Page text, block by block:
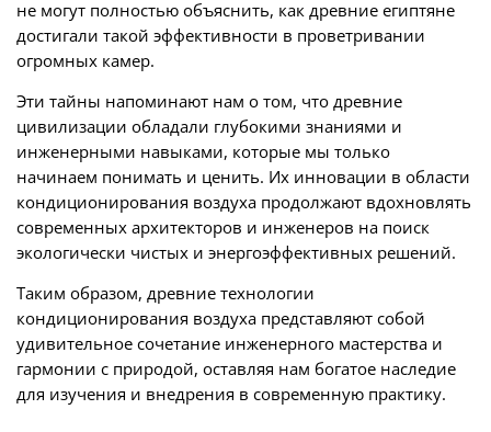
не могут полностью объяснить, как древние египтяне
достигали такой эффективности в проветривании
огромных камер.
Эти тайны напоминают нам о том, что древние
цивилизации обладали глубокими знаниями и
инженерными навыками, которые мы только
начинаем понимать и ценить. Их инновации в области
кондиционирования воздуха продолжают вдохновлять
современных архитекторов и инженеров на поиск
экологически чистых и энергоэффективных решений.
Таким образом, древние технологии
кондиционирования воздуха представляют собой
удивительное сочетание инженерного мастерства и
гармонии с природой, оставляя нам богатое наследие
для изучения и внедрения в современную практику.